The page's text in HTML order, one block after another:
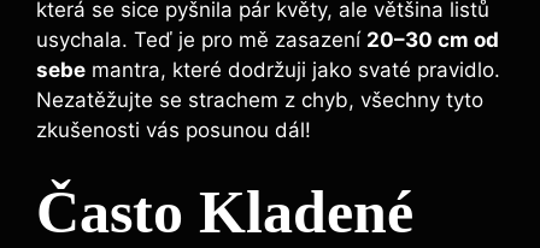
která se sice pyšnila pár květy, ale většina listů
usychala. Teď je pro mě zasazení 20–30 cm od
sebe mantra, které dodržuji jako svaté pravidlo.
Nezatěžujte se strachem z chyb, všechny tyto
zkušenosti vás posunou dál!
Často Kladené